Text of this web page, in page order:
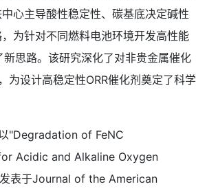
心主导酸性稳定性、碳基底决定碱性
为针对不同燃料电池环境开发高性能
新思路。该研究深化了对非贵金属催化
为设计高稳定性ORR催化剂奠定了科学
of FeNC
Acidic and Alkaline Oxygen
表于Journal of the American